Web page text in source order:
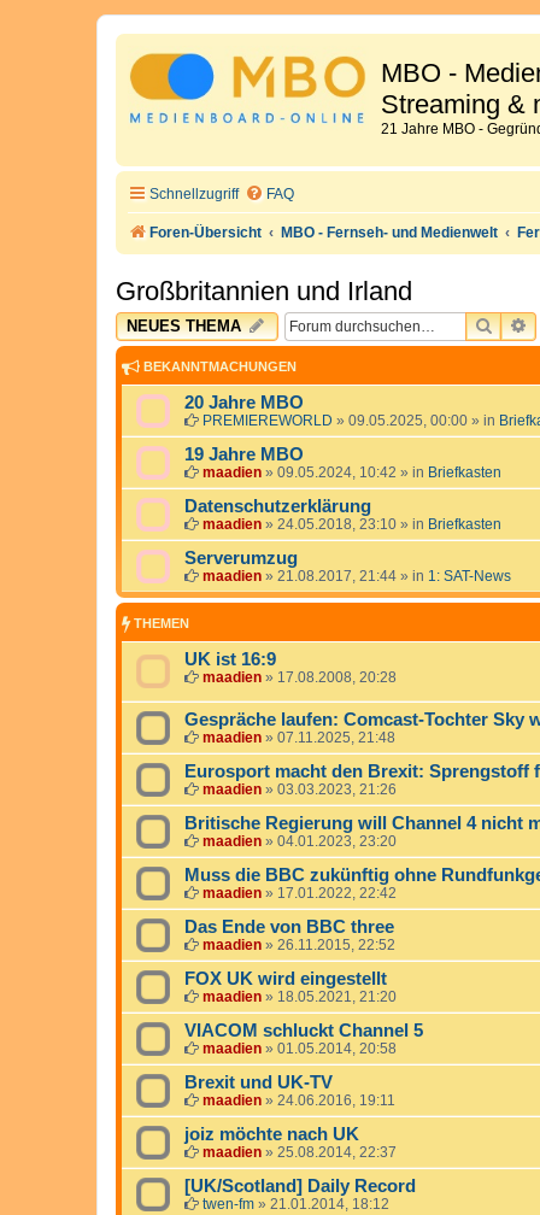
MBO -
Streaming &
21 Jahre MBO -
Schnellzugriff FAQ
Foren-Übersicht MBO - Fernseh- und Medienwelt
Großbritannien und Irland
NEUES THEMA SUCHE
BEKANNTMACHUNGEN
20 Jahre MBO
PREMIEREWORLD » 09.05.2025, 00:00 » in
19 Jahre MBO
maadien » 09.05.2024, 10:42 » in Briefkasten
Datenschutzerklärung
maadien » 24.05.2018, 23:10 » in Briefkasten
Serverumzug
maadien » 21.08.2017, 21:44 » in 1: SAT-News
THEMEN
UK ist 16:9
maadien » 17.08.2008, 20:28
Gespräche laufen: Comcast-Tochter Sky
maadien » 07.11.2025, 21:48
Eurosport macht den Brexit: Sprengstoff
maadien » 03.03.2023, 21:26
Britische Regierung will Channel 4 nicht
maadien » 04.01.2023, 23:20
Muss die BBC zukünftig ohne
maadien » 17.01.2022, 22:42
Das Ende von BBC three
maadien » 26.11.2015, 22:52
FOX UK wird eingestellt
maadien » 18.05.2021, 21:20
VIACOM schluckt Channel 5
maadien » 01.05.2014, 20:58
Brexit und UK-TV
maadien » 24.06.2016, 19:11
joiz möchte nach UK
maadien » 25.08.2014, 22:37
[UK/Scotland] Daily Record
twen-fm » 21.01.2014, 18:12